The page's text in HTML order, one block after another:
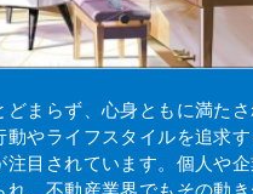
どまらず、心身ともに満た
動やライフスタイルを追求
注目されています。個人や